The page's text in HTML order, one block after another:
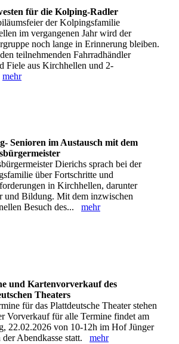
für die Kolping-Radler
der Kolpingsfamilie
im vergangenen Jahr wird der
noch lange in Erinnerung bleiben.
teilnehmenden Fahrradhändler
Fiele aus Kirchhellen und 2-
mehr
Senioren im Austausch mit dem
Dierichs sprach bei der
über Fortschritte und
in Kirchhellen, darunter
und Bildung. Mit dem inzwischen
Besuch des... mehr
und Kartenvorverkauf des
Theaters
für das Plattdeutsche Theater stehen
Vorverkauf für alle Termine findet am
22.02.2026 von 10-12h im Hof Jünger
der Abendkasse statt. mehr